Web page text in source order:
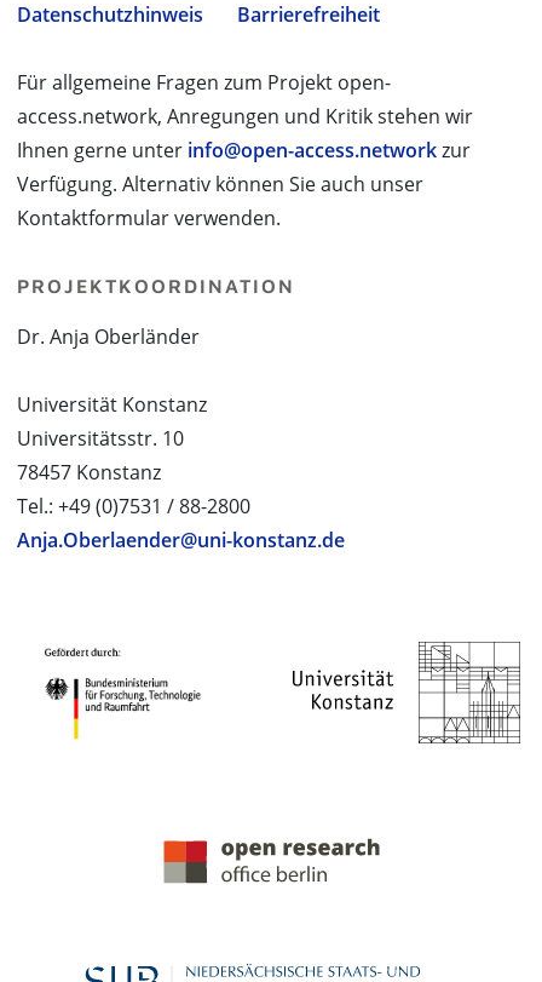
Datenschutzhinweis
Barrierefreiheit
Für allgemeine Fragen zum Projekt open-
access.network, Anregungen und Kritik stehen wir
Ihnen gerne unter info@open-access.networkzur
Verfügung. Alternativ können Sie auch unser
Kontaktformular verwenden.
PROJEKTKOORDINATION
Dr. Anja Oberländer
Universität Konstanz
Universitätsstr. 10
78457 Konstanz
Tel.: +49 (0)7531 / 88-2800
Anja.Oberlaender@uni-konstanz.de